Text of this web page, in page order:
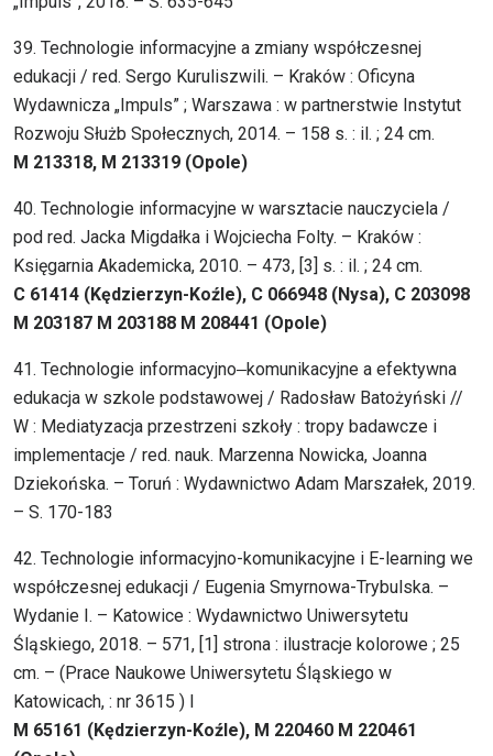
39. Technologie informacyjne a zmiany współczesnej
edukacji / red. Sergo Kuruliszwili. – Kraków : Oficyna
Wydawnicza „Impuls” ; Warszawa : w partnerstwie Instytut
Rozwoju Służb Społecznych, 2014. – 158 s. : il. ; 24 cm.
M 213318, M 213319 (Opole)
40. Technologie informacyjne w warsztacie nauczyciela /
pod red. Jacka Migdałka i Wojciecha Folty. – Kraków :
Księgarnia Akademicka, 2010. – 473, [3] s. : il. ; 24 cm.
C 61414 (Kędzierzyn-Koźle), C 066948 (Nysa), C 203098
M 203187 M 203188 M 208441 (Opole)
41. Technologie informacyjno‒komunikacyjne a efektywna
edukacja w szkole podstawowej / Radosław Batożyński //
W : Mediatyzacja przestrzeni szkoły : tropy badawcze i
implementacje / red. nauk. Marzenna Nowicka, Joanna
Dziekońska. – Toruń : Wydawnictwo Adam Marszałek, 2019.
– S. 170-183
42. Technologie informacyjno-komunikacyjne i E-learning we
współczesnej edukacji / Eugenia Smyrnowa-Trybulska. –
Wydanie I. – Katowice : Wydawnictwo Uniwersytetu
Śląskiego, 2018. – 571, [1] strona : ilustracje kolorowe ; 25
cm. – (Prace Naukowe Uniwersytetu Śląskiego w
Katowicach, : nr 3615 ) I
M 65161 (Kędzierzyn-Koźle), M 220460 M 220461